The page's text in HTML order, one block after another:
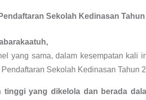
Sekolah Kedinasan Tahun
yang sama, dalam kesempatan kali
Sekolah Kedinasan Tahun
tinggi yang dikelola dan berada